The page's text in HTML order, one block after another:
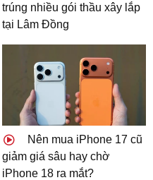
trúng nhiều gói thầu xây lắp
tại Lâm Đồng
Nên mua iPhone 17 cũ
giảm giá sâu hay chờ
iPhone 18 ra mắt?